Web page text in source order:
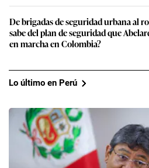
De brigadas de seguridad urbana al
sabe del plan de seguridad que
en marcha en Colombia?
Lo último en Perú